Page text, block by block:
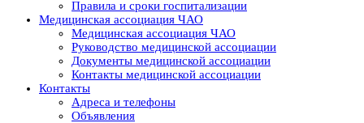
Правила и сроки госпитализации
Медицинская ассоциация ЧАО
Медицинская ассоциация ЧАО
Руководство медицинской ассоциации
Документы медицинской ассоциации
Контакты медицинской ассоциации
Контакты
Адреса и телефоны
Объявления